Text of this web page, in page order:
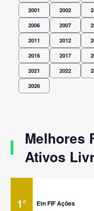
2001 2002
2006 2007
2011 2012
2016 2017
2021 2022
2026
Melhores
Ativos
1° Etn FIF Ações